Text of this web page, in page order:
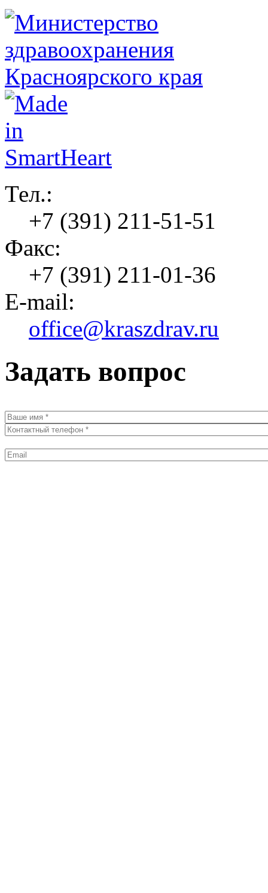
Тел.:
+7 (391) 211-51-51
Факс:
+7 (391) 211-01-36
E-mail:
office@kraszdrav.ru
Задать вопрос